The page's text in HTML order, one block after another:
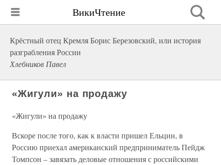
ВикиЧтение
Крёстный отец Кремля Борис Березовский, или история
разграбления России
Хлебников Павел
«Жигули» на продажу
«Жигули» на продажу
Вскоре после того, как к власти пришел Ельцин, в
Россию приехал американский предприниматель Пейдж
Томпсон – завязать деловые отношения с российскими